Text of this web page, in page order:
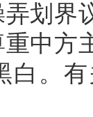
划界
中方
白。